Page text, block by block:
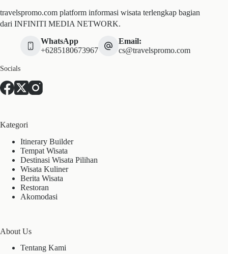
travelspromo.com platform informasi wisata terlengkap bagian
dari INFINITI MEDIA NETWORK.
WhatsApp
+6285180673967
Email:
cs@travelspromo.com
Socials
Kategori
Itinerary Builder
Tempat Wisata
Destinasi Wisata Pilihan
Wisata Kuliner
Berita Wisata
Restoran
Akomodasi
About Us
Tentang Kami